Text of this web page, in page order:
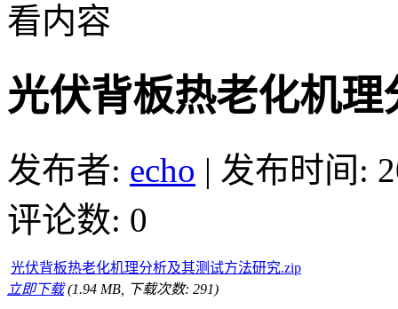
看内容
光伏背板热老化机
发布者: echo | 发布时间:
评论数: 0
光伏背板热老化机理分析及其测试方法研究.zip
立即下载(1.94 MB, 下载次数: 291)